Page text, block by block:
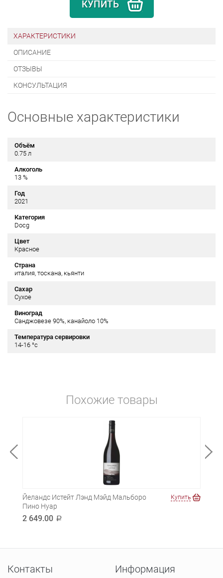
КУПИТЬ
ХАРАКТЕРИСТИКИ
ОПИСАНИЕ
ОТЗЫВЫ
КОНСУЛЬТАЦИЯ
Основные характеристики
Объём
0.75 л
Алкоголь
13 %
Год
2021
Категория
Docg
Цвет
Красное
Страна
италия, тоскана, кьянти
Сахар
Сухое
Виноград
Санджовезе 90%, канайоло 10%
Температура сервировки
14-16 °c
Похожие товары
Йеландс Истейт Лэнд Мэйд Мальборо
Пино Нуар
2 649.00 a
Купить
Контакты Информация